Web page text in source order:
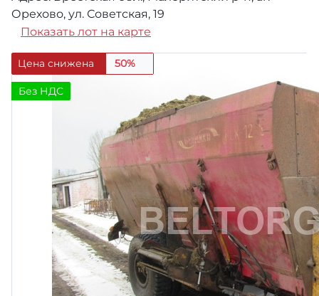
Орехово, ул. Советская, 19
Показать лот на карте
Цена снижена 50%
Без НДС